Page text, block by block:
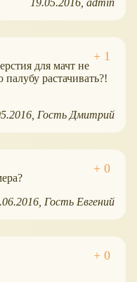
19.05.2016 admin
для мачт не
растачивать?!
Гость Дмитрий
Гость Евгений